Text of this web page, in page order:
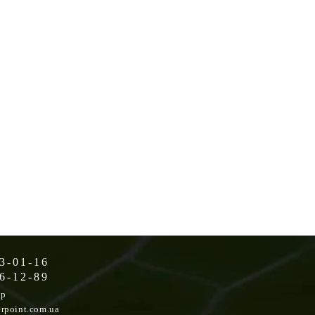
01-16
12-89